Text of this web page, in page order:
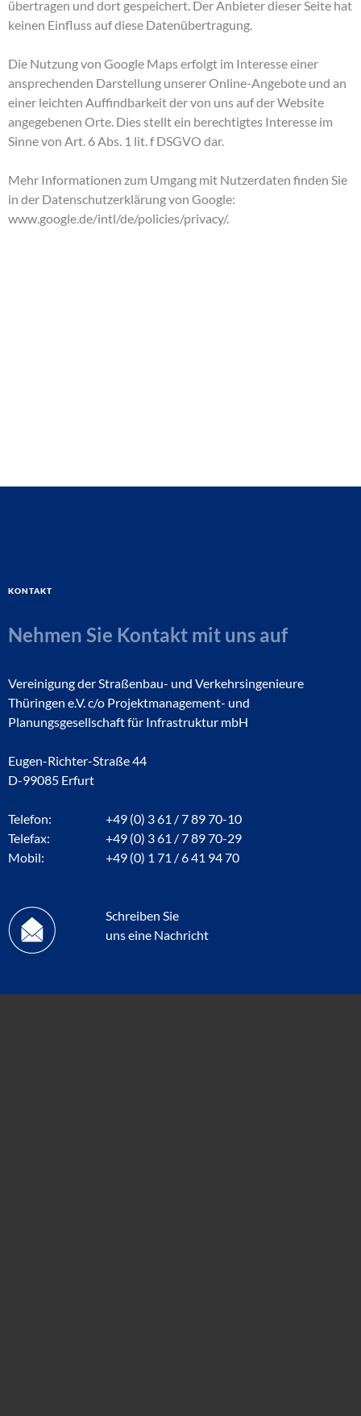
übertragen und dort gespeichert. Der Anbieter dieser Seite hat
keinen Einfluss auf diese Datenübertragung.
Die Nutzung von Google Maps erfolgt im Interesse einer
ansprechenden Darstellung unserer Online-Angebote und an
einer leichten Auffindbarkeit der von uns auf der Website
angegebenen Orte. Dies stellt ein berechtigtes Interesse im
Sinne von Art. 6 Abs. 1 lit. f DSGVO dar.
Mehr Informationen zum Umgang mit Nutzerdaten finden Sie
in der Datenschutzerklärung von Google:
www.google.de/intl/de/policies/privacy/.
Kontakt
Nehmen Sie Kontakt mit uns auf
Vereinigung der Straßenbau- und Verkehrsingenieure
Thüringen e.V. c/o Projektmanagement- und
Planungsgesellschaft für Infrastruktur mbH
Eugen-Richter-Straße 44
D-99085 Erfurt
Telefon:
+49 (0) 3 61 / 7 89 70-10
Telefax:
+49 (0) 3 61 / 7 89 70-29
Mobil:
+49 (0) 1 71 / 6 41 94 70
Schreiben Sie
uns eine Nachricht